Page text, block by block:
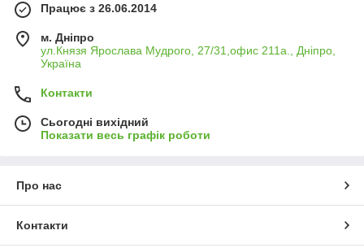
Працює з 26.06.2014
м. Дніпро
ул.Князя Ярослава Мудрого, 27/31,офис 211а., Дніпро,
Україна
Контакти
Сьогодні вихідний
Показати весь графік роботи
Про нас
Контакти